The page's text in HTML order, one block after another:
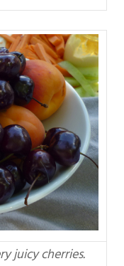
juicy cherries.